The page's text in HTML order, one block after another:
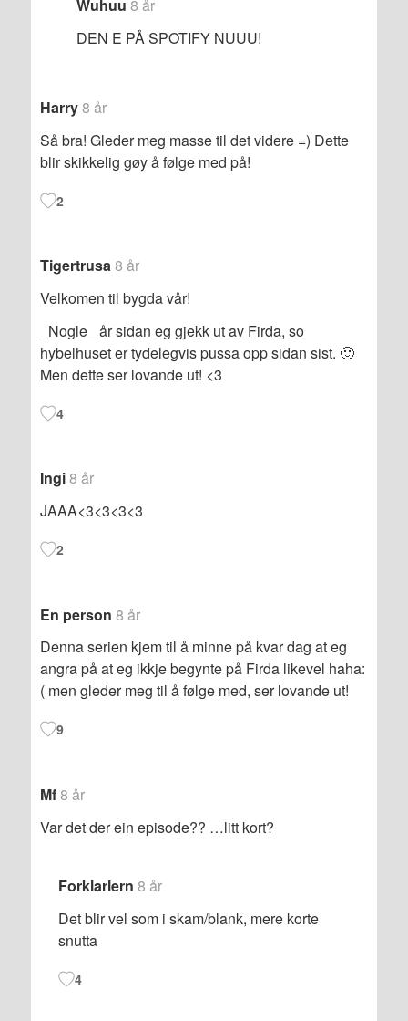
Wuhuu 8 år
DEN E PÅ SPOTIFY NUUU!
Harry8 år
Så bra! Gleder meg masse til det videre =) Dette
blir skikkelig gøy å følge med på!
2
Tigertrusa8 år
Velkomen til bygda vår!
_Nogle_ år sidan eg gjekk ut av Firda, so
hybelhuset er tydelegvis pussa opp sidan sist. 🙂
Men dette ser lovande ut! <3
4
Ingi8 år
JAAA<3<3<3<3
2
En person 8 år
Denna serien kjem til å minne på kvar dag at eg
angra på at eg ikkje begynte på Firda likevel haha:
( men gleder meg til å følge med, ser lovande ut!
9
Mf8 år
Var det der ein episode?? …litt kort?
Forklarlern 8 år
Det blir vel som i skam/blank, mere korte
snutta
4